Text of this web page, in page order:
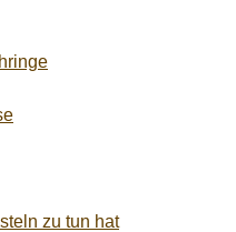
zu tun hat